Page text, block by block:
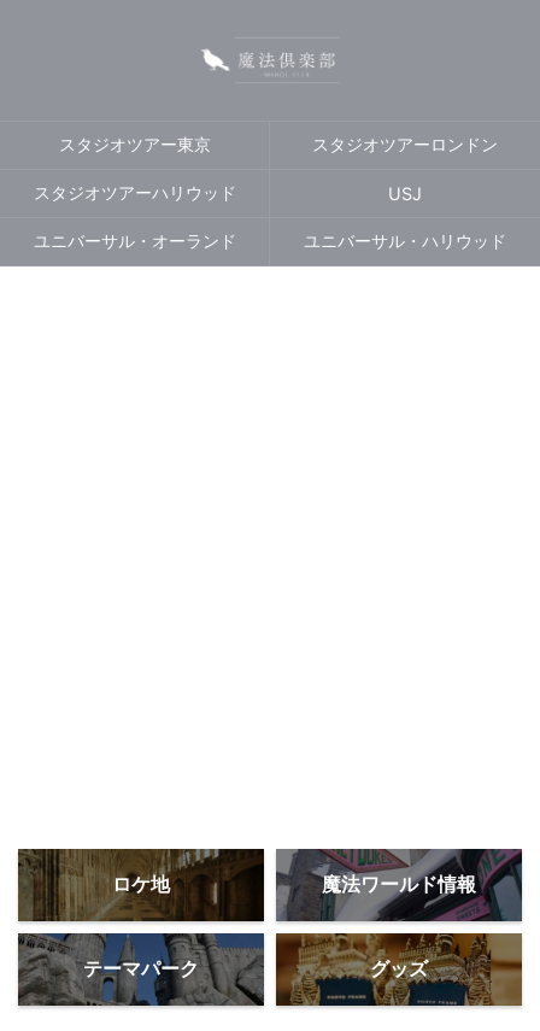
スタジオツアー東京 スタジオツアーロンドン
スタジオツアーハリウッド USJ
ユニバーサル・オーランド ユニバーサル・ハリウッド
ロケ地 魔法ワールド情報
テーマパーク グッズ